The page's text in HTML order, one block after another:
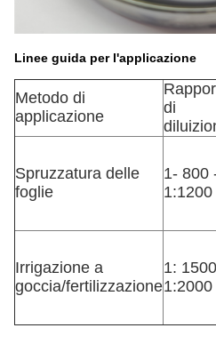
Linee guida per l'applicazione
Metodo di
applicazione
di
Spruzzatura delle
foglie
1- 800
1:1200
Irrigazione a
goccia/fertilizzazione
1:
1:2000